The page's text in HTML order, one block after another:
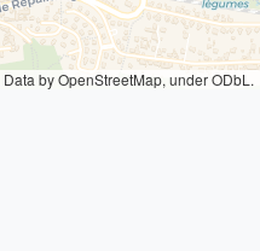
by OpenStreetMap, under ODbL.